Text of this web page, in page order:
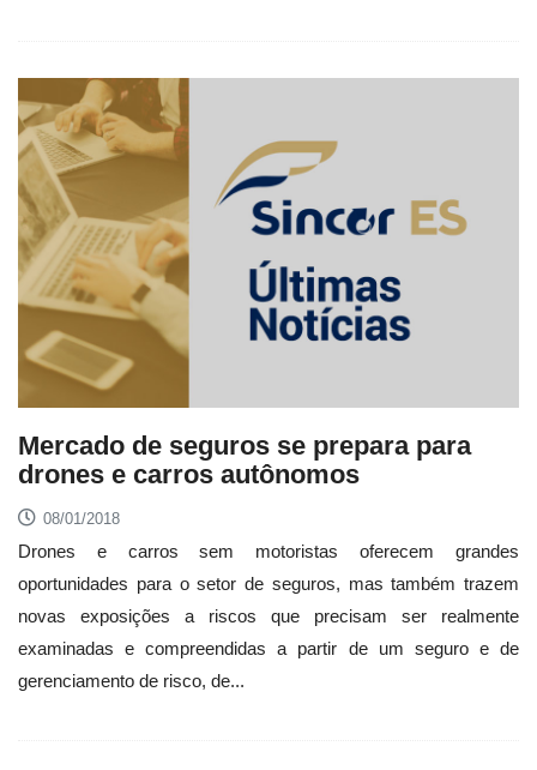
Mercado de seguros se prepara para
drones e carros autônomos
08/01/2018
Drones e carros sem motoristas oferecem grandes
oportunidades para o setor de seguros, mas também trazem
novas exposições a riscos que precisam ser realmente
examinadas e compreendidas a partir de um seguro e de
gerenciamento de risco, de...